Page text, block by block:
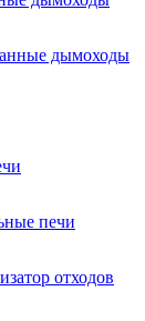
дымоходы
печи
отходов